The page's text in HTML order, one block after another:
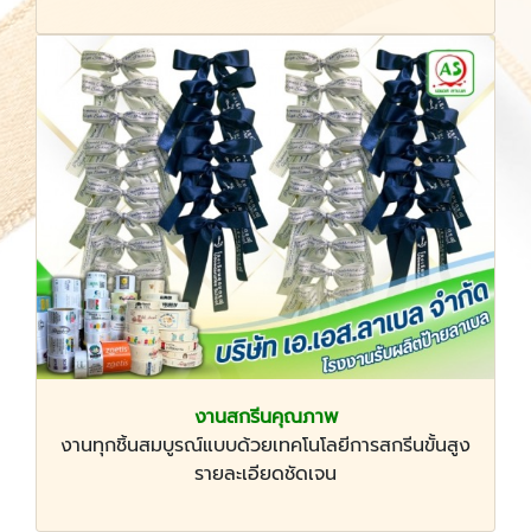
งานสกรีนคุณภาพ
งานทุกชิ้นสมบูรณ์แบบด้วยเทคโนโลยีการสกรีนขั้นสูง
รายละเอียดชัดเจน